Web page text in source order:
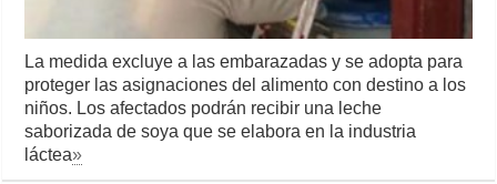
La medida excluye a las embarazadas y se adopta para
proteger las asignaciones del alimento con destino a los
niños. Los afectados podrán recibir una leche
saborizada de soya que se elabora en la industria
láctea»